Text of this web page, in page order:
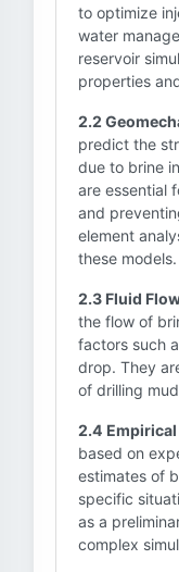
to optimize
water
reservoir
properties
2.2
predict the
due to brine
are essential
and
element
these models.
2.3 Fluid
the flow of
factors such
drop. They
of drilling
2.4
based on
estimates of
specific
as a
complex